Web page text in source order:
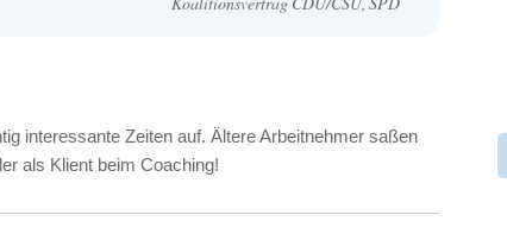
interessante Zeiten auf. Ältere Arbeitnehmer saßen
als Klient beim Coaching!